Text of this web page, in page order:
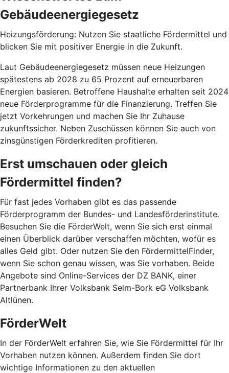
Gebäudeenergiegesetz
Heizungsförderung: Nutzen Sie staatliche Fördermittel und
blicken Sie mit positiver Energie in die Zukunft.
Laut Gebäudeenergiegesetz müssen neue Heizungen
spätestens ab 2028 zu 65 Prozent auf erneuerbaren
Energien basieren. Betroffene Haushalte erhalten seit 2024
neue Förderprogramme für die Finanzierung. Treffen Sie
jetzt Vorkehrungen und machen Sie Ihr Zuhause
zukunftssicher. Neben Zuschüssen können Sie auch von
zinsgünstigen Förderkrediten profitieren.
Erst umschauen oder gleich
Fördermittel finden?
Für fast jedes Vorhaben gibt es das passende
Förderprogramm der Bundes- und Landesförderinstitute.
Besuchen Sie die FörderWelt, wenn Sie sich erst einmal
einen Überblick darüber verschaffen möchten, wofür es
alles Geld gibt. Oder nutzen Sie den FördermittelFinder,
wenn Sie schon genau wissen, was Sie vorhaben. Beide
Angebote sind Online-Services der DZ BANK, einer
Partnerbank Ihrer Volksbank Selm-Bork eG Volksbank
Altlünen.
FörderWelt
In der FörderWelt erfahren Sie, wie Sie Fördermittel für Ihr
Vorhaben nutzen können. Außerdem finden Sie dort
wichtige Informationen zu den aktuellen